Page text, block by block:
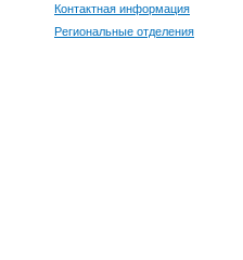
Контактная информация
Региональные отделения